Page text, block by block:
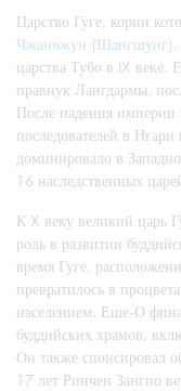
Царство Гуге, корни
Чжанчжун (Шангшунг)
царства Тубо в IX веке.
правнук Лангдармы,
После падения
последователей в Нгари
доминировало в
16 наследственных
К X веку великий царь
роль в развитии
время Гуге,
превратилось в
населением. Еше-О
буддийских храмов,
Он также спонсировал
17 лет Ринчен Зангпо